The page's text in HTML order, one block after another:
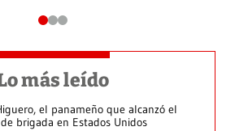
más leído
el panameño que alcanzó el
brigada en Estados Unidos